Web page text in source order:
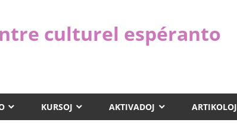
culturel espéranto
KURSOJ AKTIVADOJ ARTIKOLOJ